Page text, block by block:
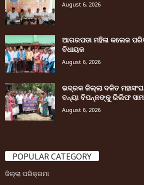
August 6, 2026
ଆଗରପଡା ମହିଳା କଲେଜ
ବିଧାୟକ
August 6, 2026
ଭଦ୍ରକ ଜିଲ୍ଲା ଦଳିତ
ବନ୍ୟା ବିପନ୍ନଙ୍କୁ ରିଲିଫ
August 6, 2026
POPULAR CATEGORY
ଜିଲ୍ଲା ପରିକ୍ରମା